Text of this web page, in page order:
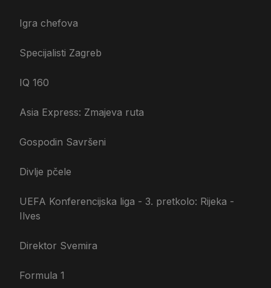
Igra chefova
Specijalisti Zagreb
IQ 160
Asia Express: Zmajeva ruta
Gospodin Savršeni
Divlje pčele
UEFA Konferencijska liga - 3. pretkolo: Rijeka -
Ilves
Direktor Svemira
Formula 1